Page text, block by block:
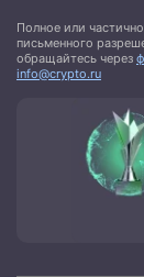
Полное или
письменного
обращайтесь через
info@crypto.ru